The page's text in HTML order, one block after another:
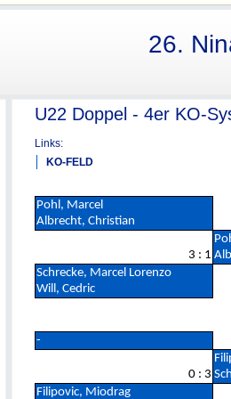
26.
U22 Doppel - 4er KO-
Links:
KO-FELD
Pohl, Marcel
Albrecht, Christian
3 : 1
Schrecke, Marcel Lorenzo
Will, Cedric
-
0 : 3
Filipovic, Miodrag